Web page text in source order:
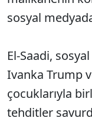
sosyal
El-Saadi,
Ivanka Trump
çocuklarıyla
tehditler